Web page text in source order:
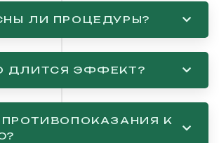
ЛИ ПРОЦЕДУРЫ?
ДЛИТСЯ ЭФФЕКТ?
К